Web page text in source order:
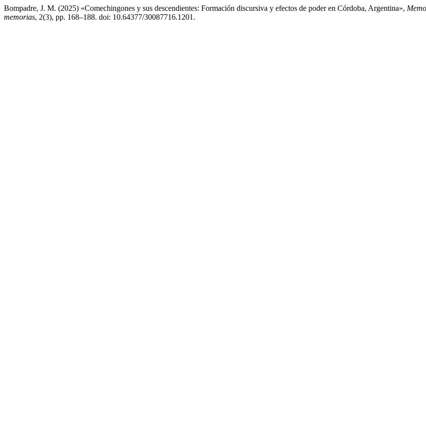
Bompadre, J. M. (2025) «Comechingones y sus descendientes: Formación discursiva y efectos de poder en Córdoba, Argentina»,
memorias, 2(3), pp. 168–188. doi: 10.64377/30087716.1201.